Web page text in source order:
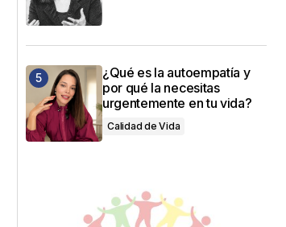
¿Qué es la autoempatía y
por qué la necesitas
urgentemente en tu vida?
Calidad de Vida